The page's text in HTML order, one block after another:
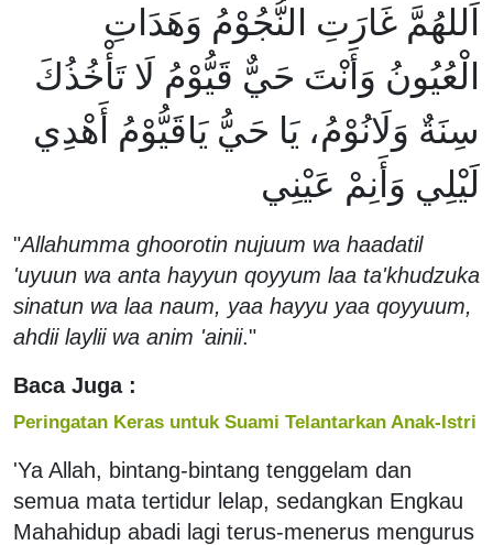
اَللهُمَّ غَارَتِ النُّجُوْمُ وَهَدَاتِ
الْعُيُونُ وَأَنْتَ حَيٌّ قَيُّوْمُ لَا تَأْخُذُكَ
سِنَةٌ وَلَانُوْمُ، يَا حَيُّ يَاقَيُّوْمُ أَهْدِي
لَيْلِي وَأَنِمْ عَيْنِي
"Allahumma ghoorotin nujuum wa haadatil
'uyuun wa anta hayyun qoyyum laa ta'khudzuka
sinatun wa laa naum, yaa hayyu yaa qoyyuum,
ahdii laylii wa anim 'ainii."
Baca Juga :
Peringatan Keras untuk Suami Telantarkan Anak-Istri
'Ya Allah, bintang-bintang tenggelam dan
semua mata tertidur lelap, sedangkan Engkau
Mahahidup abadi lagi terus-menerus mengurus